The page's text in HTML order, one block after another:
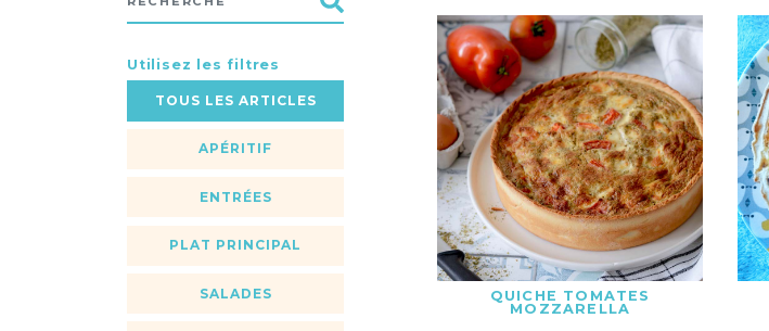
Utilisez les filtres
TOUS LES ARTICLES
APÉRITIF
ENTRÉES
PLAT PRINCIPAL
SALADES
QUICHE TOMATES
MOZZARELLA